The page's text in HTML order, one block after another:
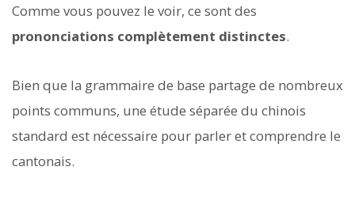
Comme vous pouvez le voir, ce sont des
prononciations complètement distinctes.
Bien que la grammaire de base partage de nombreux
points communs, une étude séparée du chinois
standard est nécessaire pour parler et comprendre le
cantonais.